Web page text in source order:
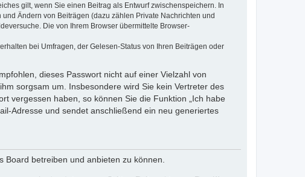
gilt, wenn Sie einen Beitrag als Entwurf zwischenspeichern. In
Ändern von Beiträgen (dazu zählen Private Nachrichten und
Die von Ihrem Browser übermittelte Browser-
bei Umfragen, der Gelesen-Status von Ihren Beiträgen oder
dieses Passwort nicht auf einer Vielzahl von
sorgsam um. Insbesondere wird Sie kein Vertreter des
vergessen haben, so können Sie die Funktion „Ich habe
Adresse und sendet anschließend ein neu generiertes
betreiben und anbieten zu können.